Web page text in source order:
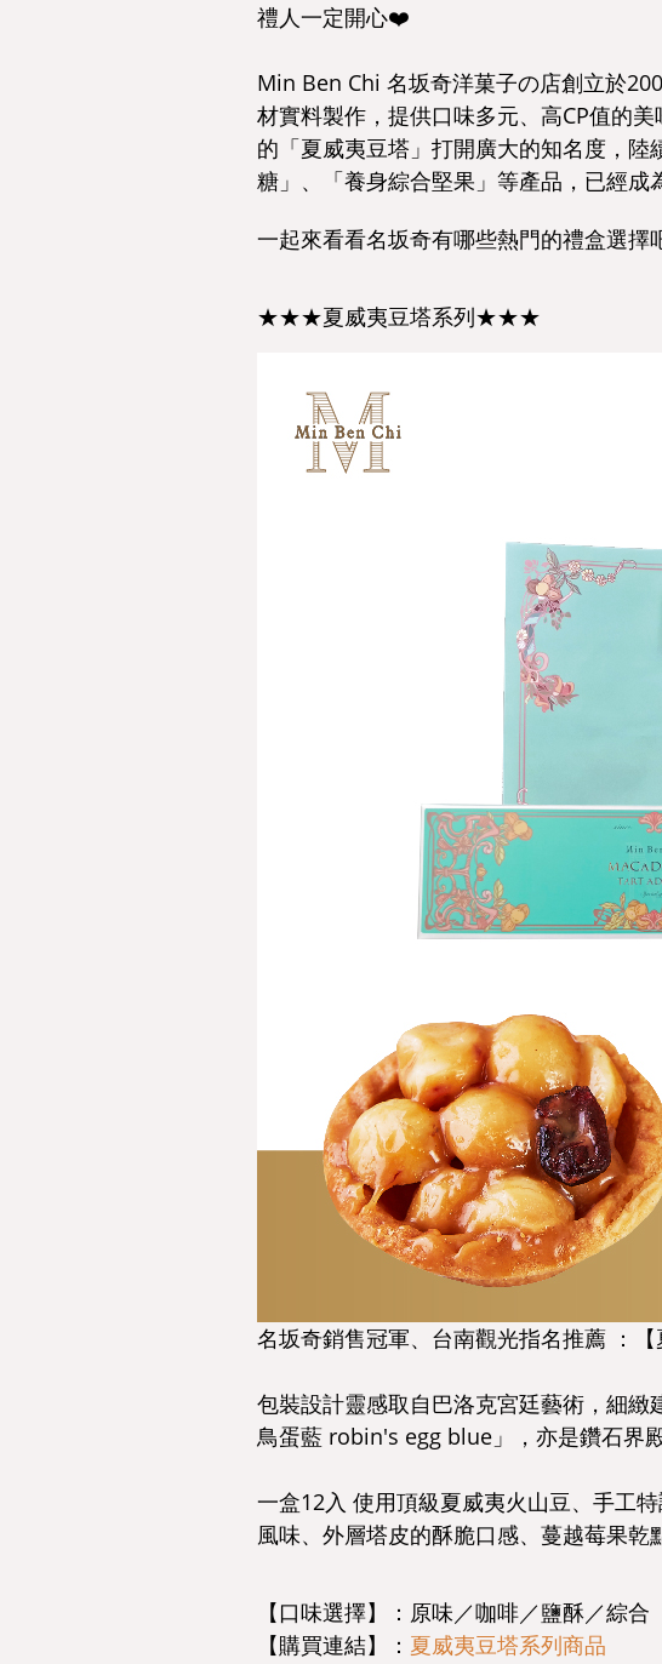
禮人一定開心❤️
Min Ben Chi 名坂奇洋菓子の店創立於
材實料製作，提供口味多元、高CP值的
的「夏威夷豆塔」打開廣大的知名度，
糖」、「養身綜合堅果」等產品，已經成
一起來看看名坂奇有哪些熱門的禮盒選擇
★★★夏威夷豆塔系列★★★
名坂奇銷售冠軍、台南觀光指名推薦 ：【
包裝設計靈感取自巴洛克宮廷藝術，細
鳥蛋藍 robin's egg blue」，亦是鑽石界
一盒12入 使用頂級夏威夷火山豆、手工
風味、外層塔皮的酥脆口感、蔓越莓果乾
【口味選擇】：原味／咖啡／鹽酥／綜合
【購買連結】： 夏威夷豆塔系列商品